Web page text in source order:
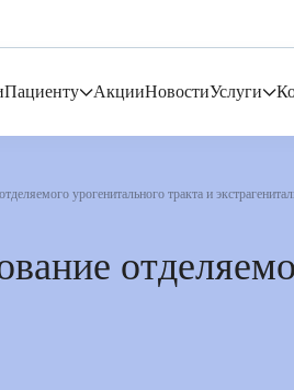
Пациенту АкцииНовостиУслуги
урогенитального тракта и